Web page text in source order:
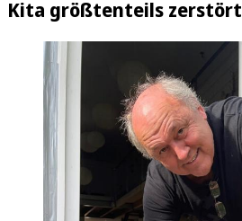
Kita größtenteils zerstört